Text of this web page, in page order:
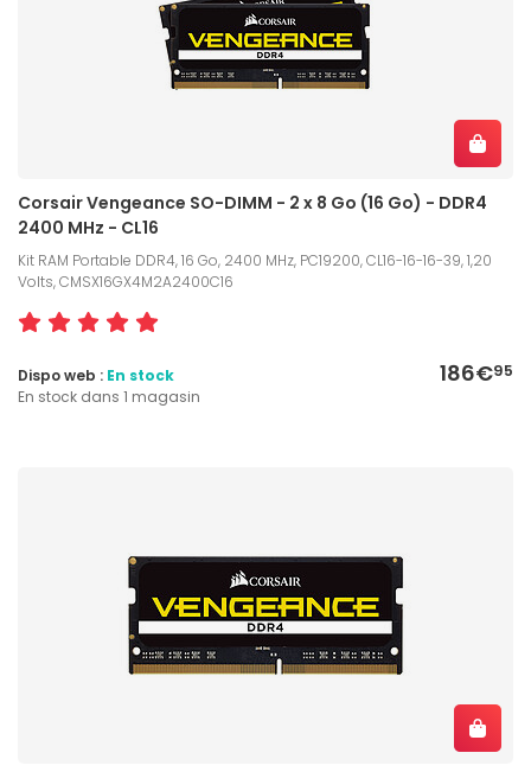
Corsair Vengeance SO-DIMM - 2 x 8 Go (16 Go) - DDR4
2400 MHz - CL16
Kit RAM Portable DDR4, 16 Go, 2400 MHz, PC19200, CL16-16-16-39, 1,20
Volts, CMSX16GX4M2A2400C16
186€95
Dispo web : En stock
En stock dans 1 magasin